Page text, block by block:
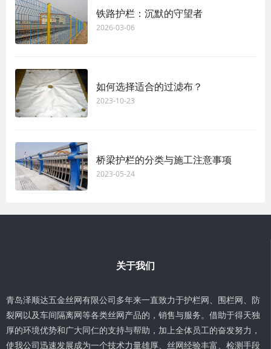
铁路护栏：沉默的守望者
2026-03-06
如何选择适合的过滤布？
2023-10-23
桥梁护栏的分类与施工注意事项
2023-05-24
关于我们
青岛泽顺达五金丝网有限公司多年来一直致力于护栏网、围栏网、防
裂网以及车间隔离网等各类丝网产品的，销售与服务。借助于得天独
厚的环境优势和广大同仁的支持与帮助，加上全体员工的奋发努力，
使我公司迅速发展成为一个技术力量雄厚、丝网经验丰富、检测手段